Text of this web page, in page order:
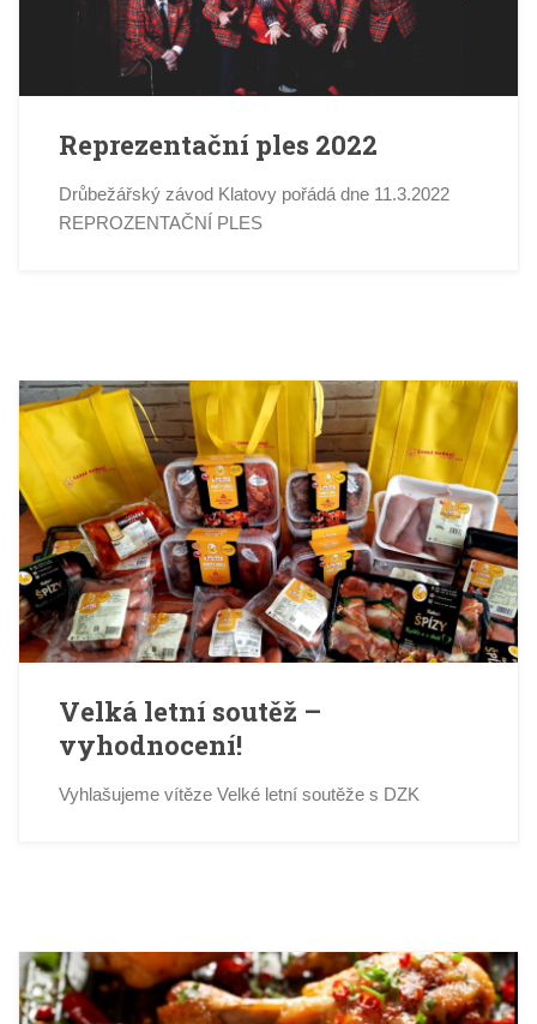
Reprezentační ples 2022
Drůbežářský závod Klatovy pořádá dne 11.3.2022
REPROZENTAČNÍ PLES
Velká letní soutěž –
vyhodnocení!
Vyhlašujeme vítěze Velké letní soutěže s DZK